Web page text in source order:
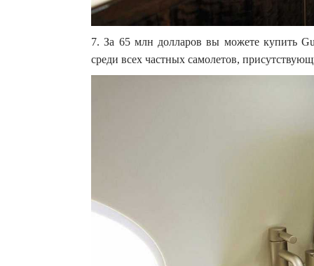
7. За 65 млн долларов вы можете купить
среди всех частных самолетов,